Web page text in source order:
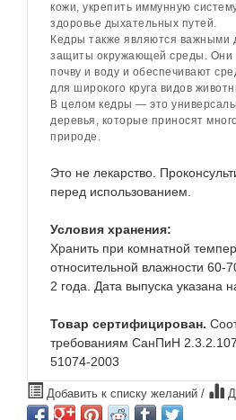
кожи, укрепить иммунную
здоровье дыхательных путей.
Кедры также являются важными
защиты окружающей среды. Они
почву и воду и обеспечивают
для широкого круга видов
В целом кедры — это
деревья, которые приносят
природе.
Это не лекарство.
перед использованием.
Условия хранения:
Хранить при комнатной
относительной влажности 60-
2 года. Дата выпуска указана
Товар сертифицирован.
требованиям СанПиН
51074-2003
Добавить к списку желаний /